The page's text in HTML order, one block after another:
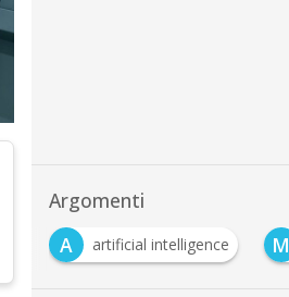
Argomenti
A
artificial intelligence M